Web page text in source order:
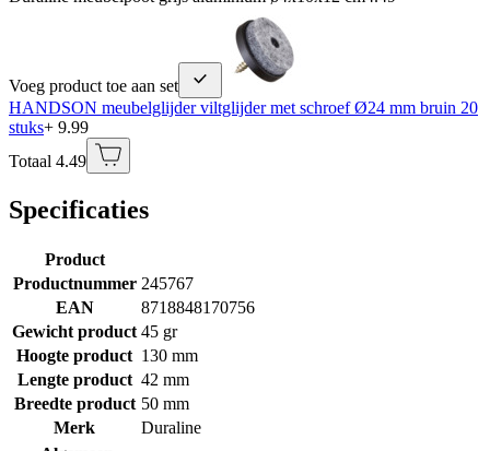
Voeg product toe aan set
HANDSON meubelglijder viltglijder met schroef Ø24 mm bruin 20
stuks+ 9.99
Totaal 4.49
Specificaties
Product
Productnummer 245767
EAN
8718848170756
Gewicht product 45 gr
Hoogte product 130 mm
Lengte product 42 mm
Breedte product 50 mm
Merk
Duraline